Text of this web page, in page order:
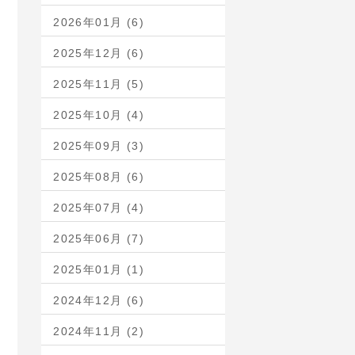
2026年01月 (6)
2025年12月 (6)
2025年11月 (5)
2025年10月 (4)
2025年09月 (3)
2025年08月 (6)
2025年07月 (4)
2025年06月 (7)
2025年01月 (1)
2024年12月 (6)
2024年11月 (2)